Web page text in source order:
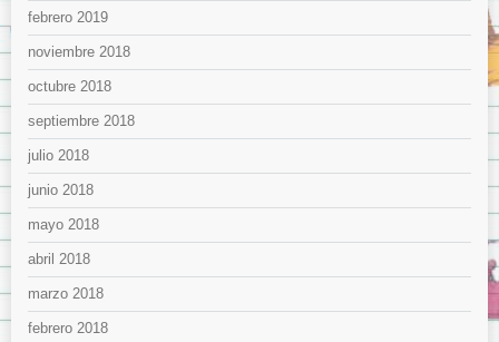
febrero 2019
noviembre 2018
octubre 2018
septiembre 2018
julio 2018
junio 2018
mayo 2018
abril 2018
marzo 2018
febrero 2018